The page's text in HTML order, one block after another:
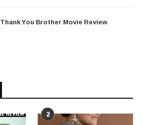
Thank You Brother Movie Review
2